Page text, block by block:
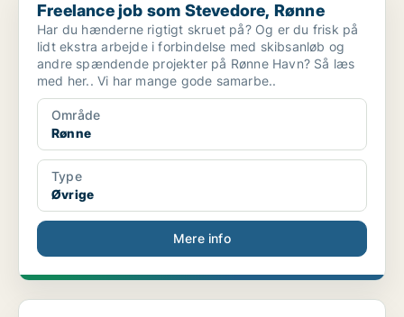
Freelance job som Stevedore, Rønne
Har du hænderne rigtigt skruet på? Og er du frisk på
lidt ekstra arbejde i forbindelse med skibsanløb og
andre spændende projekter på Rønne Havn? Så læs
med her.. Vi har mange gode samarbe..
Område
Rønne
Type
Øvrige
Mere info
Økonomikonsulent med fokus på økonomi og udvikling